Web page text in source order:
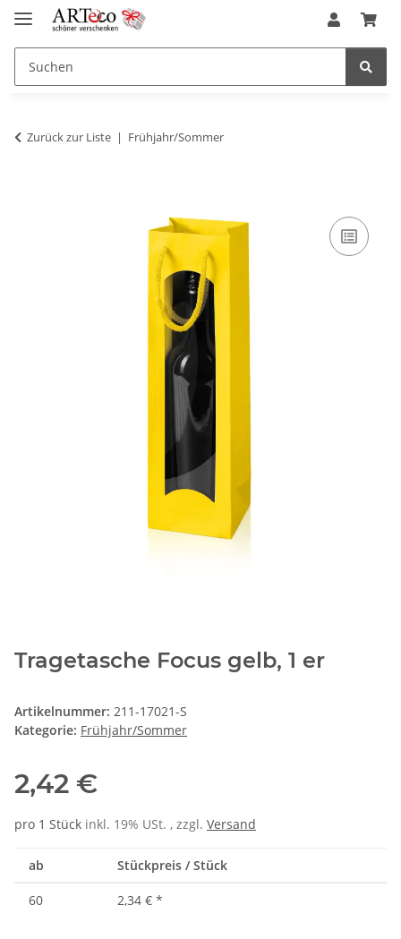
Zurück zur Liste Frühjahr/Sommer
Tragetasche Focus gelb, 1 er
Artikelnummer: 211-17021-S
Kategorie: Frühjahr/Sommer
2,42 €
pro 1 Stück inkl. 19% USt. , zzgl. Versand
ab Stückpreis / Stück
60 2,34 € *